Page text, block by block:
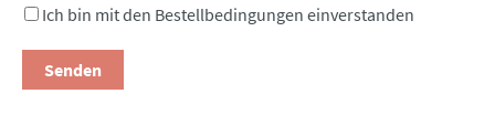
Ich bin mit den Bestellbedingungen einverstanden
Senden